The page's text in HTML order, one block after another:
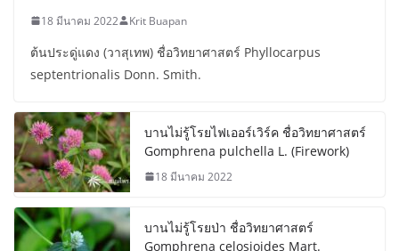
18 มีนาคม 2022 Krit Buapan
ต้นประดู่แดง (วาสุเทพ) ชื่อวิทยาศาสตร์ Phyllocarpus
septentrionalis Donn. Smith.
บานไม่รู้โรยไฟเออร์เวิร์ค ชื่อวิทยาศาสตร์
Gomphrena pulchella L. (Firework)
18 มีนาคม 2022
บานไม่รู้โรยป่า ชื่อวิทยาศาสตร์
Gomphrena celosioides Mart.